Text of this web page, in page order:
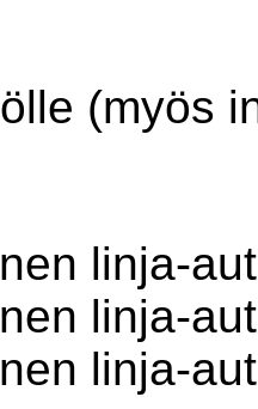
(myös
linja-
linja-
linja-